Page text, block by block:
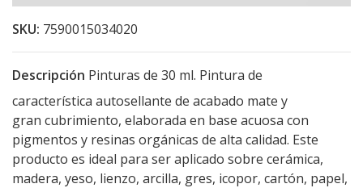
SKU: 7590015034020
Descripción Pinturas de 30 ml. Pintura de
característica autosellante de acabado mate y
gran cubrimiento, elaborada en base acuosa con
pigmentos y resinas orgánicas de alta calidad. Este
producto es ideal para ser aplicado sobre cerámica,
madera, yeso, lienzo, arcilla, gres, icopor, cartón, papel,